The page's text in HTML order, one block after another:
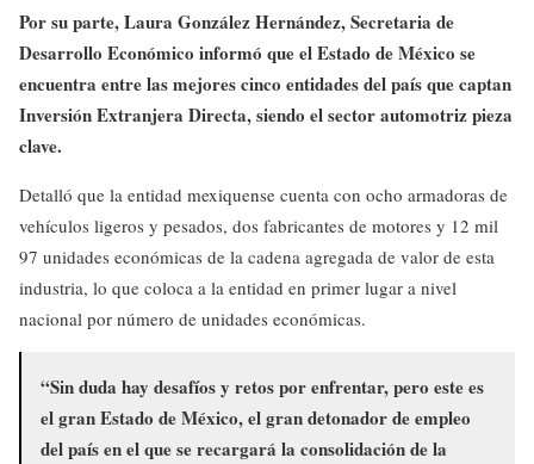
Por su parte, Laura González Hernández, Secretaria de
Desarrollo Económico informó que el Estado de México se
encuentra entre las mejores cinco entidades del país que captan
Inversión Extranjera Directa, siendo el sector automotriz pieza
clave.
Detalló que la entidad mexiquense cuenta con ocho armadoras de
vehículos ligeros y pesados, dos fabricantes de motores y 12 mil
97 unidades económicas de la cadena agregada de valor de esta
industria, lo que coloca a la entidad en primer lugar a nivel
nacional por número de unidades económicas.
“Sin duda hay desafíos y retos por enfrentar, pero este es
el gran Estado de México, el gran detonador de empleo
del país en el que se recargará la consolidación de la